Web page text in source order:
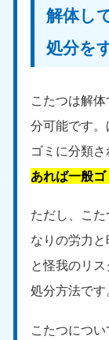
解体し
処分を
こたつは解
分可能です
ゴミに分類
あれば一般ゴ
ただし、こ
なりの労力
と怪我のリ
処分方法です
こたつにつ
9:00〜
千葉
050-
栃木
050-
9:00〜19:00
群馬
9:00〜19:00
050-